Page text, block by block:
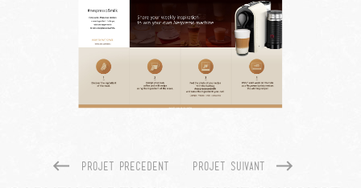
Projet precedent Projet suivant